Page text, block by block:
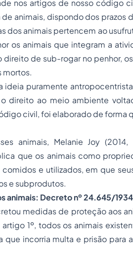
nos artigos de nosso código
de animais, dispondo dos prazos
dos animais pertencem ao
os animais que integram a
direito de sub-rogar no penhor,
mortos.
ideia puramente
direito ao meio ambiente
civil, foi elaborado de forma
animais, Melanie Joy
que os animais como
e utilizados, em que
e subprodutos.
animais: Decreto nº 24.645/
medidas de proteção aos
1º, todos os animais
que incorria multa e prisão para